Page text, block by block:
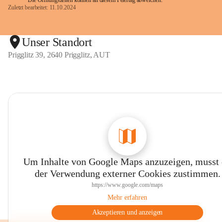
Zuletzt bearbeitet: 11.10.2024
Unser Standort
Prigglitz 39, 2640 Prigglitz, AUT
Um Inhalte von Google Maps anzuzeigen, musst
der Verwendung externer Cookies zustimmen.
https://www.google.com/maps
Mehr erfahren
Akzeptieren und anzeigen